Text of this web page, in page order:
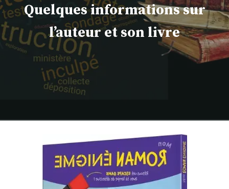
Quelques informations sur
l’auteur et son livre